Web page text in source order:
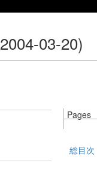
03-20)
Pages
総目次